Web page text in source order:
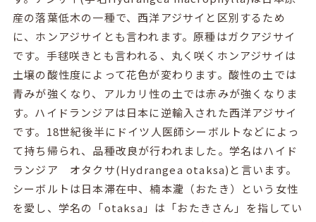
産の落葉低木の一種で、西洋アジサイと区別するため
に、ホンアジサイとも言われます。原種はガクアジサイ
です。手毬咲きとも言われる、丸く咲くホンアジサイは
土壌の酸性度によって花色が変わります。酸性の土では
青みが強くなり、アルカリ性の土では赤みが強くなりま
す。ハイドランジアは日本に逆輸入された西洋アジサイ
です。18世紀後半にドイツ人医師シーボルトなどによっ
て持ち帰られ、品種改良が行われました。学名はハイド
ランジア オタクサ(Hydrangea otaksa)と言います。
シーボルトは日本滞在中、楠本瀧（おたき）という女性
を愛し、学名の「otaksa」は「おたきさん」を指してい